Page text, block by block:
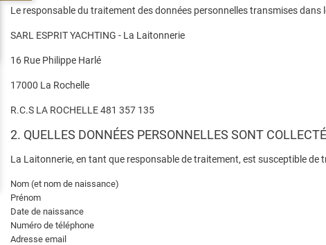
Le responsable du traitement des données personnelles transmises
SARL ESPRIT YACHTING - La Laitonnerie
16 Rue Philippe Harlé
17000 La Rochelle
R.C.S LA ROCHELLE 481 357 135
2. QUELLES DONNÉES PERSONNELLES SONT
La Laitonnerie, en tant que responsable de traitement, est susceptible de
Nom (et nom de naissance)
Prénom
Date de naissance
Numéro de téléphone
Adresse email